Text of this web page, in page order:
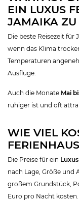
EIN LUXUS
JAMAIKA ZU
Die beste Reisezeit für
wenn das Klima
Temperaturen
Ausflüge.
Auch die Monate Mai
ruhiger ist und oft
WIE VIEL
Die Preise für ein
nach Lage, Größe und
großem Grundstück,
Euro pro Nacht kosten.